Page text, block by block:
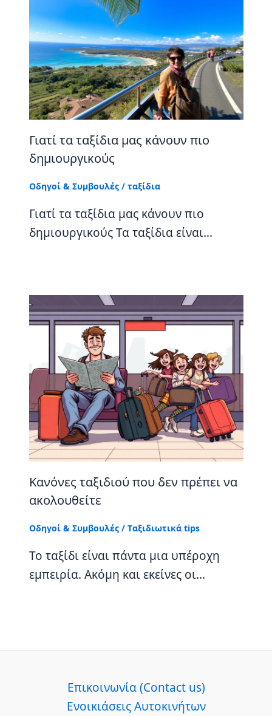
Γιατί τα ταξίδια μας κάνουν πιο
δημιουργικούς
Οδηγοί & Συμβουλές/ ταξίδια
Γιατί τα ταξίδια μας κάνουν πιο
δημιουργικούς Τα ταξίδια είναι…
Κανόνες ταξιδιού που δεν πρέπει να
ακολουθείτε
Οδηγοί & Συμβουλές/ Tαξιδιωτικά tips
Το ταξίδι είναι πάντα μια υπέροχη
εμπειρία. Ακόμη και εκείνες οι…
Επικοινωνία (Contact us)
Ενοικιάσεις Αυτοκινήτων